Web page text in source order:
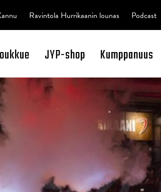
JYP-shop Kumppanuus
Ravintola Hurrikaanin lounas Podcast